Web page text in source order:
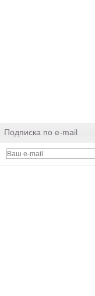
Подписка по e-mail